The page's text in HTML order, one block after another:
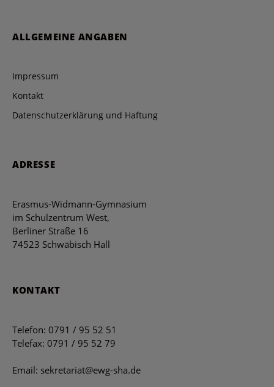
ALLGEMEINE ANGABEN
Impressum
Kontakt
Datenschutzerklärung und Haftung
ADRESSE
Erasmus-Widmann-Gymnasium
im Schulzentrum West,
Berliner Straße 16
74523 Schwäbisch Hall
KONTAKT
Telefon: 0791 / 95 52 51
Telefax: 0791 / 95 52 79
Email: sekretariat@ewg-sha.de